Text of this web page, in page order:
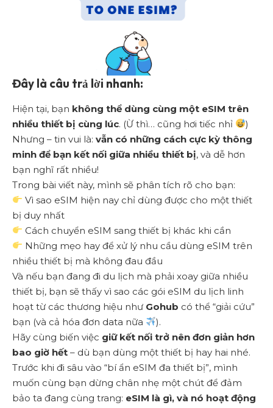
Đây là câu trả lời nhanh:
Hiện tại, bạn không thể dùng cùng một eSIM trên
nhiều thiết bị cùng lúc. (Ừ thì… cũng hơi tiếc nhỉ
)
Nhưng – tin vui là: vẫn có những cách cực kỳ thông
minh để bạn kết nối giữa nhiều thiết bị, và dễ hơn
bạn nghĩ rất nhiều!
Trong bài viết này, mình sẽ phân tích rõ cho bạn:
Vì sao eSIM hiện nay chỉ dùng được cho một thiết
bị duy nhất
Cách chuyển eSIM sang thiết bị khác khi cần
Những mẹo hay để xử lý nhu cầu dùng eSIM trên
nhiều thiết bị mà không đau đầu
Và nếu bạn đang đi du lịch mà phải xoay giữa nhiều
thiết bị, bạn sẽ thấy vì sao các gói eSIM du lịch linh
hoạt từ các thương hiệu như Gohub có thể “giải cứu”
bạn (và cả hóa đơn data nữa
).
Hãy cùng biến việc giữ kết nối trở nên đơn giản hơn
bao giờ hết – dù bạn dùng một thiết bị hay hai nhé.
Trước khi đi sâu vào “bí ẩn eSIM đa thiết bị”, mình
muốn cùng bạn dừng chân nhẹ một chút để đảm
bảo ta đang cùng trang: eSIM là gì, và nó hoạt động